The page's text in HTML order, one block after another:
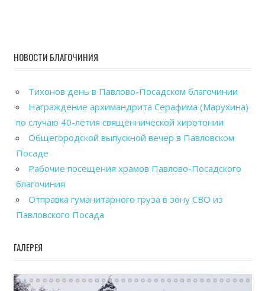
НОВОСТИ БЛАГОЧИНИЯ
Тихонов день в Павлово-Посадском благочинии
Награждение архимандрита Серафима (Марухина)
по случаю 40-летия священнической хиротонии
Общегородской выпускной вечер в Павловском
Посаде
Рабочие посещения храмов Павлово-Посадского
благочиния
Отправка гуманитарного груза в зону СВО из
Павловского Посада
ГАЛЕРЕЯ